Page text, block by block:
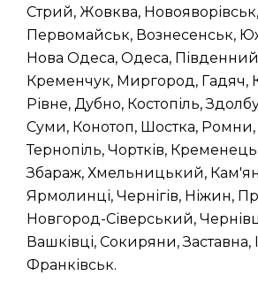
Стрий, Жовква,
Первомайськ, Вознесенськ,
Нова Одеса, Одеса,
Кременчук, Миргород, Гадяч,
Рівне, Дубно, Костопіль,
Суми, Конотоп, Шостка, Ромни,
Тернопіль, Чортків,
Збараж, Хмельницький,
Ярмолинці, Чернігів, Ніжин,
Новгород-Сіверський,
Вашківці, Сокиряни, Заставна,
Франківськ.